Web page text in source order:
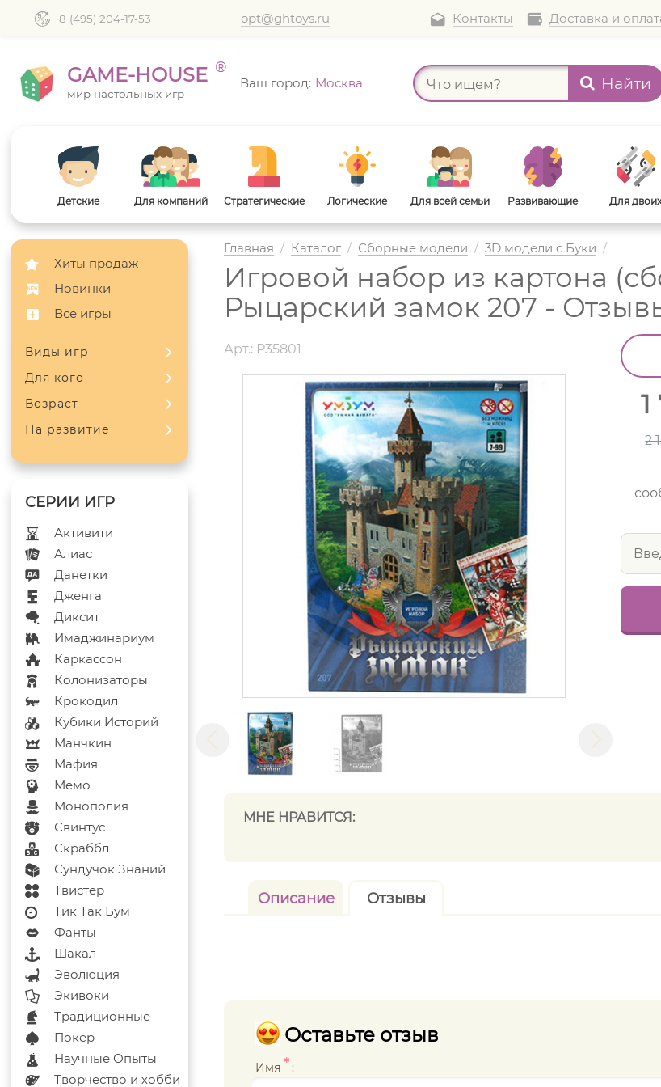
8 (495) 204-17-53 opt@ghtoys.ru Контакты Доставка и
GAME-HOUSE ®
мир настольных игр
Ваш город: Москва Найти
Детские Для компаний Стратегические Логические Для всей семьи Развивающие Для
Для взрослых
Хиты продаж
Новинки
Все игры
Виды игр
Для кого
Возраст
На развитие
Активити
Алиас
Данетки
Дженга
Диксит
Имаджинариум
Каркассон
Колонизаторы
Крокодил
Кубики Историй
Манчкин
Мафия
Мемо
Монополия
Свинтус
Скраббл
Сундучок Знаний
Твистер
Тик Так Бум
Фанты
Шакал
Эволюция
Экивоки
Традиционные
Покер
Научные Опыты
Творчество и хобби
Главная / Каталог / Сборные модели / 3D модели с Буки /
Игровой набор из картона
Рыцарский замок 207 -
Арт.: Р35801
2
МНЕ НРАВИТСЯ:
Описание Отзывы
Оставьте отзыв
Имя * :